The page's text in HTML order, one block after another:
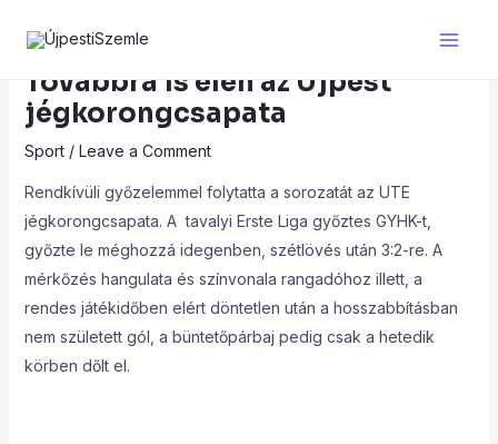
Továbbra is élen az Újpest
jégkorongcsapata
Sport/ Leave a Comment
Rendkívüli győzelemmel folytatta a sorozatát az UTE
jégkorongcsapata. A tavalyi Erste Liga győztes GYHK-t,
győzte le méghozzá idegenben, szétlövés után 3:2-re. A
mérkőzés hangulata és színvonala rangadóhoz illett, a
rendes játékidőben elért döntetlen után a hosszabbításban
nem született gól, a büntetőpárbaj pedig csak a hetedik
körben dőlt el.
navigation